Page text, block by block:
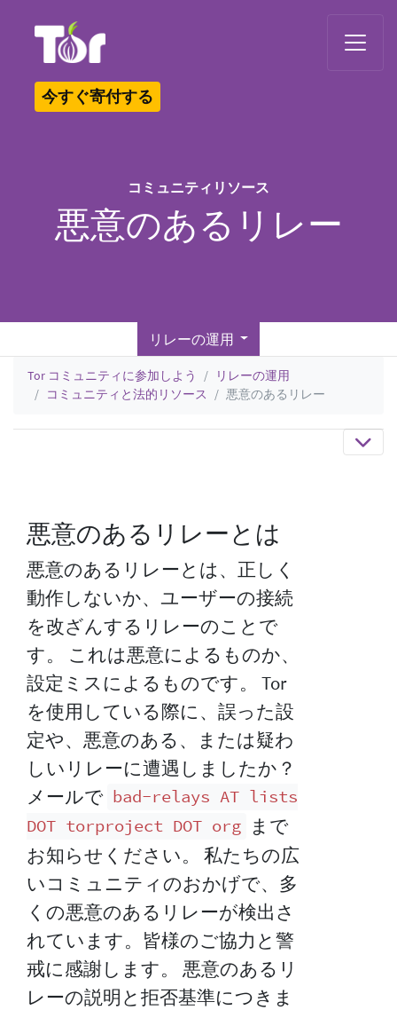
今すぐ寄付する
コミュニティリソース
悪意のあるリレー
リレーの運用
Tor コミュニティに参加しよう
リレーの運用
コミュニティと法的リソース
悪意のあるリレー
悪意のあるリレーとは
悪意のあるリレーとは、正しく
動作しないか、ユーザーの接続
を改ざんするリレーのことで
す。 これは悪意によるものか、
設定ミスによるものです。 Tor
を使用している際に、誤った設
定や、悪意のある、または疑わ
しいリレーに遭遇しましたか？
メールで bad-relays AT lists
DOT torproject DOT org
まで
お知らせください。 私たちの広
いコミュニティのおかげで、多
くの悪意のあるリレーが検出さ
れています。皆様のご協力と警
戒に感謝します。 悪意のあるリ
レーの説明と拒否基準につきま